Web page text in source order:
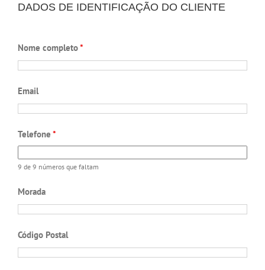
DADOS DE IDENTIFICAÇÃO DO CLIENTE
Nome completo*
Email
Telefone *
9 de 9 números que faltam
Morada
Código Postal